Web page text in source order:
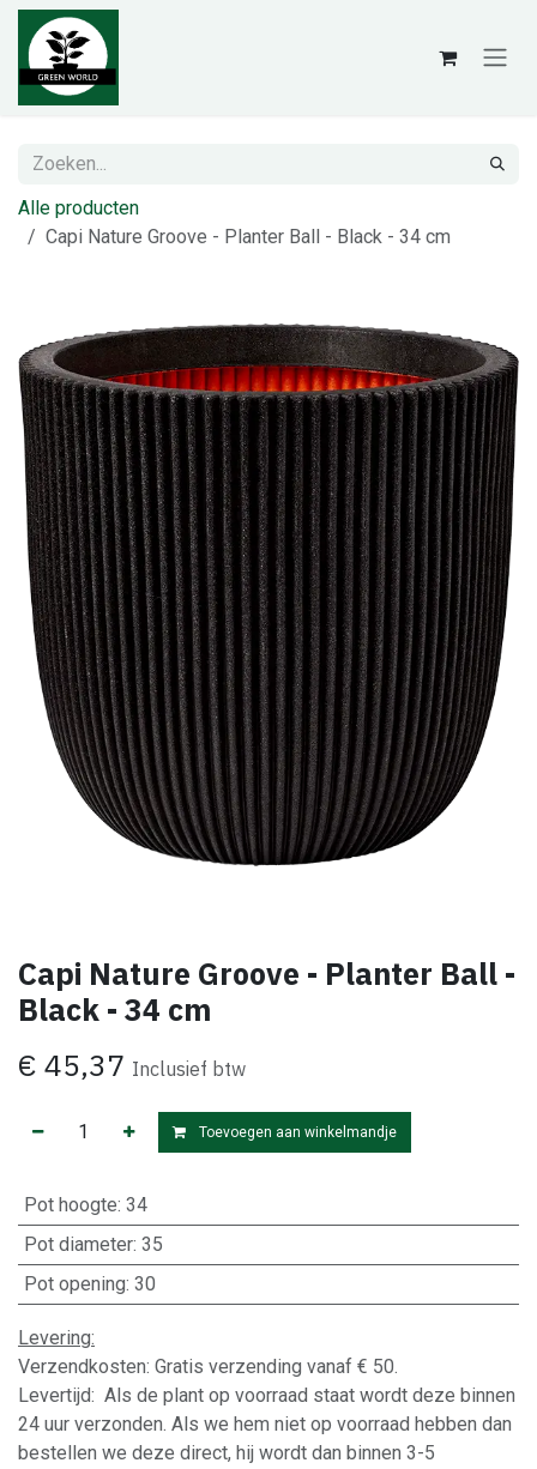
Overslaan naar inhoud
Alle producten
Capi Nature Groove - Planter Ball - Black - 34 cm
Capi Nature Groove - Planter Ball -
Black - 34 cm
€ 45,37 Inclusief btw
Toevoegen aan winkelmandje
Pot hoogte: 34
Pot diameter: 35
Pot opening: 30
Levering:
Verzendkosten: Gratis verzending vanaf € 50.
Levertijd: Als de plant op voorraad staat wordt deze binnen
24 uur verzonden. Als we hem niet op voorraad hebben dan
bestellen we deze direct, hij wordt dan binnen 3-5